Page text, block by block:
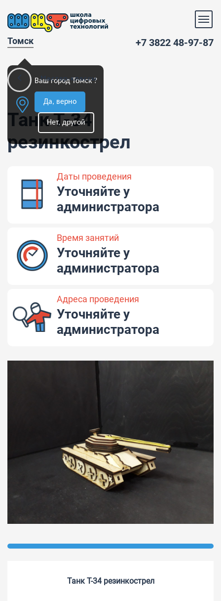
Томск
Ваш город Томск ?
Да, верно
Нет, другой
+7 3822 48-97-87
Мастер-классы
Танк Т-34
резинкострел
Даты проведения
Уточняйте у
администратора
Время занятий
Уточняйте у
администратора
Адреса проведения
Уточняйте у
администратора
Танк Т-34 резинкострел